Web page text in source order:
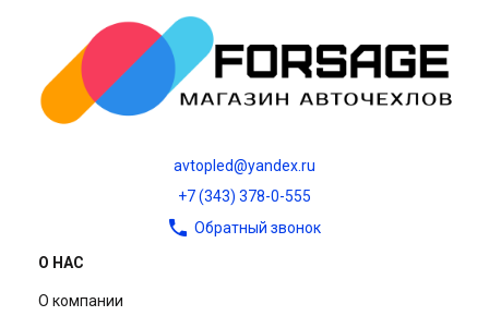
avtopled@yandex.ru
+7 (343) 378-0-555
Обратный звонок
О НАС
О компании